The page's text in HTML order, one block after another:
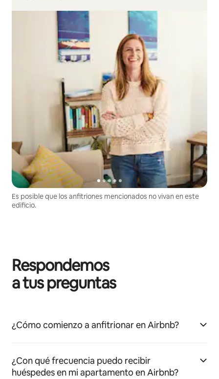
Es posible que los anfitriones mencionados no vivan en este
edificio.
Respondemos
a tus preguntas
¿Cómo comienzo a anfitrionar en Airbnb?
¿Con qué frecuencia puedo recibir
huéspedes en mi apartamento en Airbnb?